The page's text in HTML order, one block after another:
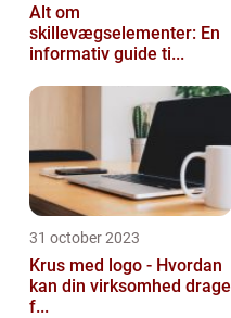
Alt om
skillevægselementer: En
informativ guide ti...
31 october 2023
Krus med logo - Hvordan
kan din virksomhed drage
f...